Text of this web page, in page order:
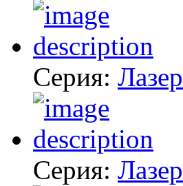
Серия: Лазер
Серия: Лазер